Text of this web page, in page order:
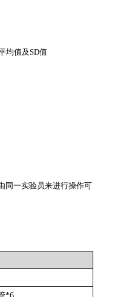
均值及SD值
同一实验员来进行操作可